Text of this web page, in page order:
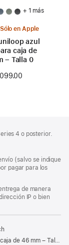
+ 1 más
Sólo en Apple
azul
caja de
– Talla 0
4 o posterior.
(salvo se indique
pagar para los
de manera
IP o bien
46 mm – Talla 12